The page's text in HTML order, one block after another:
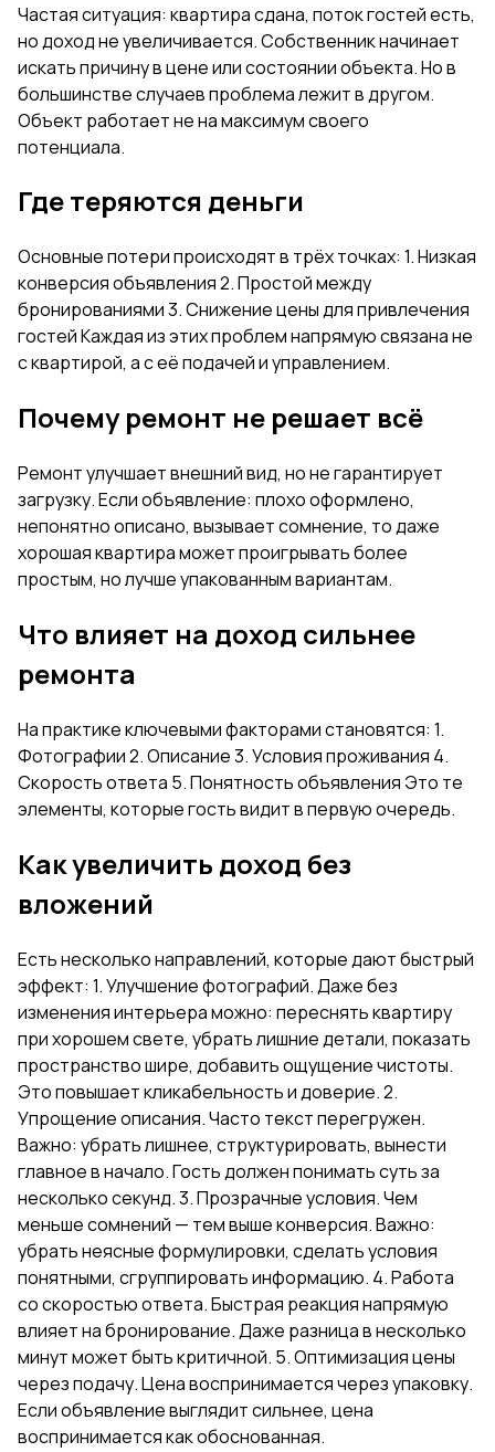
Частая ситуация: квартира сдана, поток гостей есть,
но доход не увеличивается. Собственник начинает
искать причину в цене или состоянии объекта. Но в
большинстве случаев проблема лежит в другом.
Объект работает не на максимум своего
потенциала.
Где теряются деньги
Основные потери происходят в трёх точках: 1. Низкая
конверсия объявления 2. Простой между
бронированиями 3. Снижение цены для привлечения
гостей Каждая из этих проблем напрямую связана не
с квартирой, а с её подачей и управлением.
Почему ремонт не решает всё
Ремонт улучшает внешний вид, но не гарантирует
загрузку. Если объявление: плохо оформлено,
непонятно описано, вызывает сомнение, то даже
хорошая квартира может проигрывать более
простым, но лучше упакованным вариантам.
Что влияет на доход сильнее
ремонта
На практике ключевыми факторами становятся: 1.
Фотографии 2. Описание 3. Условия проживания 4.
Скорость ответа 5. Понятность объявления Это те
элементы, которые гость видит в первую очередь.
Как увеличить доход без
вложений
Есть несколько направлений, которые дают быстрый
эффект: 1. Улучшение фотографий. Даже без
изменения интерьера можно: переснять квартиру
при хорошем свете, убрать лишние детали, показать
пространство шире, добавить ощущение чистоты.
Это повышает кликабельность и доверие. 2.
Упрощение описания. Часто текст перегружен.
Важно: убрать лишнее, структурировать, вынести
главное в начало. Гость должен понимать суть за
несколько секунд. 3. Прозрачные условия. Чем
меньше сомнений — тем выше конверсия. Важно:
убрать неясные формулировки, сделать условия
понятными, сгруппировать информацию. 4. Работа
со скоростью ответа. Быстрая реакция напрямую
влияет на бронирование. Даже разница в несколько
минут может быть критичной. 5. Оптимизация цены
через подачу. Цена воспринимается через упаковку.
Если объявление выглядит сильнее, цена
воспринимается как обоснованная.